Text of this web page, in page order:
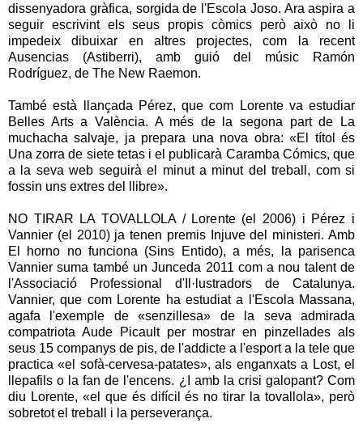
dissenyadora gràfica, sorgida de l'Escola Joso. Ara aspira a
seguir escrivint els seus propis còmics però això no li
impedeix dibuixar en altres projectes, com la recent
Ausencias (Astiberri), amb guió del músic Ramón
Rodríguez, de The New Raemon.
També està llançada Pérez, que com Lorente va estudiar
Belles Arts a València. A més de la segona part de La
muchacha salvaje, ja prepara una nova obra: «El títol és
Una zorra de siete tetas i el publicarà Caramba Cómics, que
a la seva web seguirà el minut a minut del treball, com si
fossin uns extres del llibre».
NO TIRAR LA TOVALLOLA / Lorente (el 2006) i Pérez i
Vannier (el 2010) ja tenen premis Injuve del ministeri. Amb
El horno no funciona (Sins Entido), a més, la parisenca
Vannier suma també un Junceda 2011 com a nou talent de
l'Associació Professional d'Il·lustradors de Catalunya.
Vannier, que com Lorente ha estudiat a l'Escola Massana,
agafa l'exemple de «senzillesa» de la seva admirada
compatriota Aude Picault per mostrar en pinzellades als
seus 15 companys de pis, de l'addicte a l'esport a la tele que
practica «el sofà-cervesa-patates», als enganxats a Lost, el
llepafils o la fan de l'encens. ¿I amb la crisi galopant? Com
diu Lorente, «el que és difícil és no tirar la tovallola», però
sobretot el treball i la perseverança.